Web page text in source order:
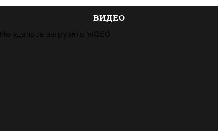
ВИДЕО
Не удалось загрузить VIQEO